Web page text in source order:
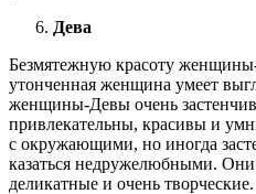
Дева
Безмятежную красоту
утонченная женщина умеет
женщины-Девы очень
привлекательны, красивы и
с окружающими, но иногда
казаться недружелюбными.
деликатные и очень творческие.